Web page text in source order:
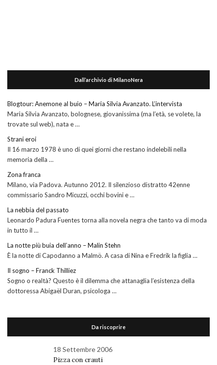
Dall’archivio di MilanoNera
Blogtour: Anemone al buio – Maria Silvia Avanzato. L’intervista
Maria Silvia Avanzato, bolognese, giovanissima (ma l’età, se volete, la
trovate sul web), nata e …
Strani eroi
Il 16 marzo 1978 è uno di quei giorni che restano indelebili nella
memoria della …
Zona franca
Milano, via Padova. Autunno 2012. Il silenzioso distratto 42enne
commissario Sandro Micuzzi, occhi bovini e …
La nebbia del passato
Leonardo Padura Fuentes torna alla novela negra che tanto va di moda
in tutto il …
La notte più buia dell’anno – Malin Stehn
È la notte di Capodanno a Malmö. A casa di Nina e Fredrik la figlia …
Il sogno – Franck Thilliez
Sogno o realtà? Questo è il dilemma che attanaglia l’esistenza della
dottoressa Abigaël Duran, psicologa …
Da riscoprire
18 Settembre 2006
Pizza con crauti